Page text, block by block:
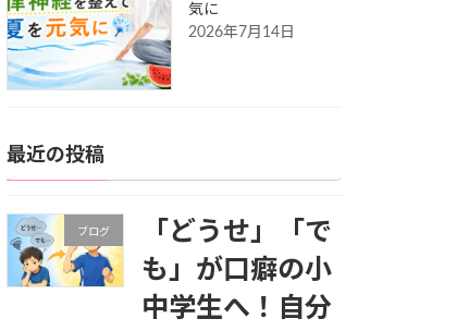
気に
2026年7月14日
最近の投稿
ブログ
「どうせ」「で
も」が口癖の小
中学生へ！自分